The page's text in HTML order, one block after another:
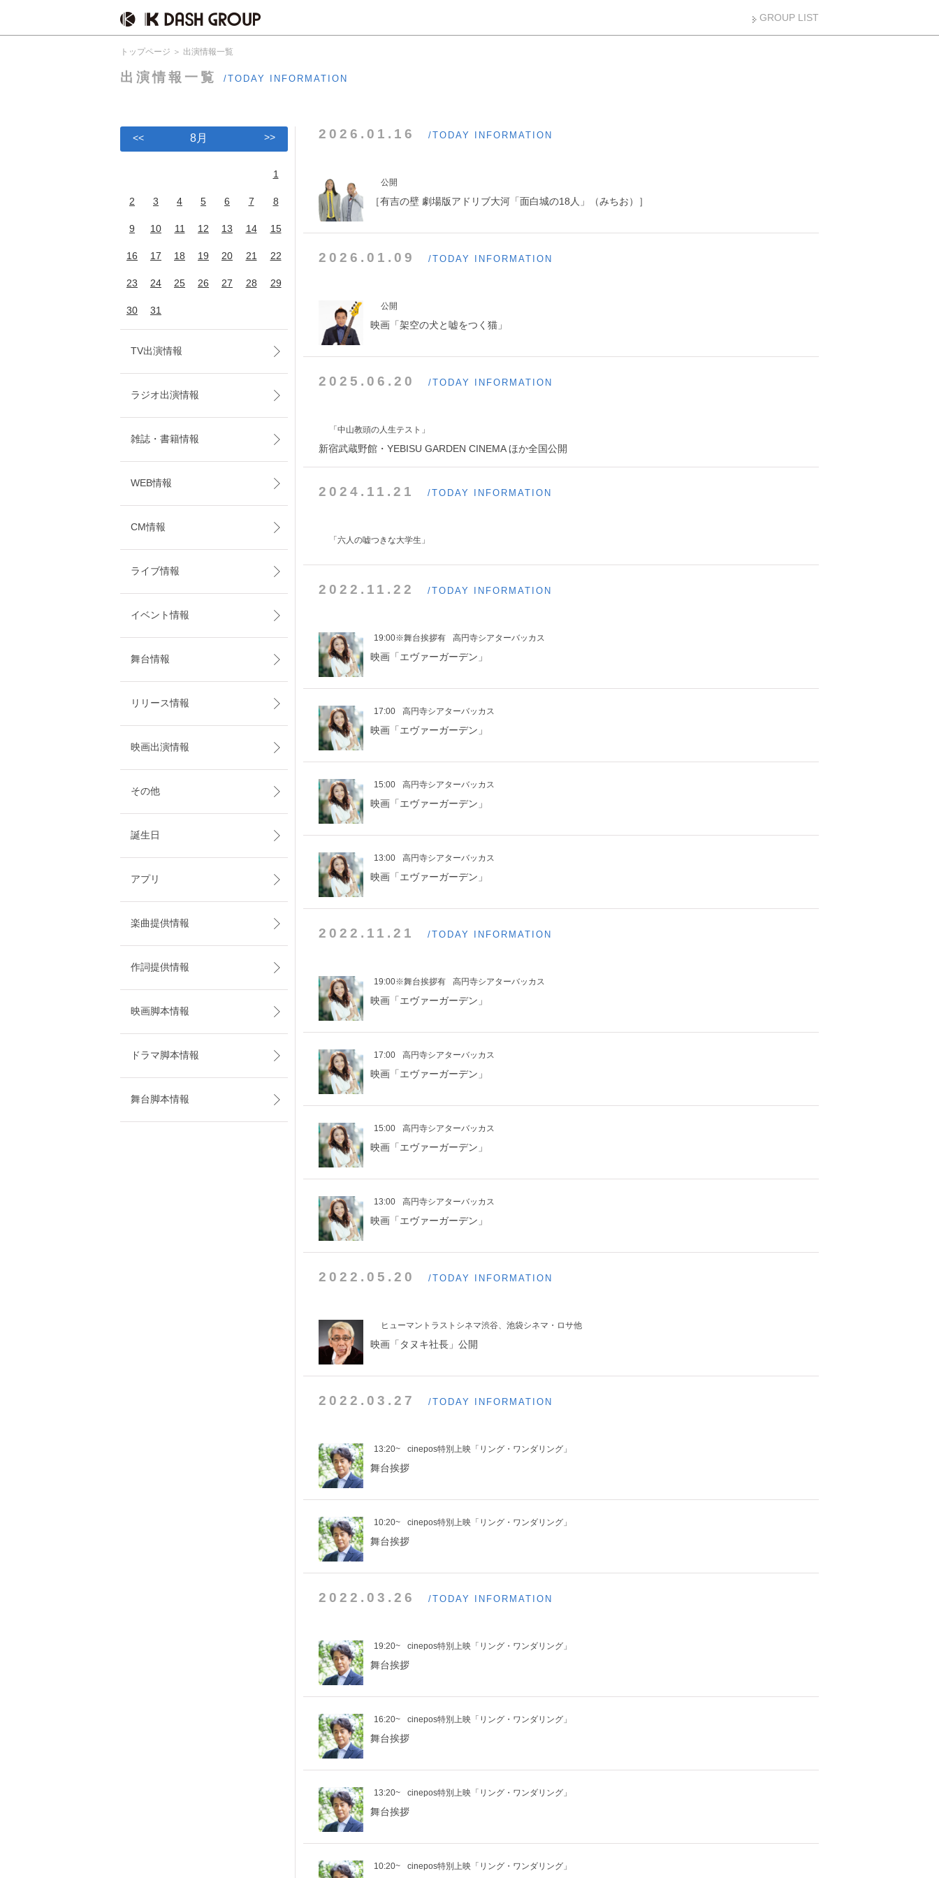
GROUP LIST
トップページ 出演情報一覧
出演情報一覧 /TODAY INFORMATION
2026.01.16 /TODAY INFORMATION
公開
［有吉の壁 劇場版アドリブ大河「面白城の18人」（みちお）］
2026.01.09 /TODAY INFORMATION
公開
映画「架空の犬と嘘をつく猫」
2025.06.20 /TODAY INFORMATION
「中山教頭の人生テスト」
新宿武蔵野館・YEBISU GARDEN CINEMA ほか全国公開
2024.11.21 /TODAY INFORMATION
「六人の嘘つきな大学生」
2022.11.22 /TODAY INFORMATION
19:00※舞台挨拶有 高円寺シアターバッカス
映画「エヴァーガーデン」
17:00 高円寺シアターバッカス
映画「エヴァーガーデン」
15:00 高円寺シアターバッカス
映画「エヴァーガーデン」
13:00 高円寺シアターバッカス
映画「エヴァーガーデン」
2022.11.21 /TODAY INFORMATION
19:00※舞台挨拶有 高円寺シアターバッカス
映画「エヴァーガーデン」
17:00 高円寺シアターバッカス
映画「エヴァーガーデン」
15:00 高円寺シアターバッカス
映画「エヴァーガーデン」
13:00 高円寺シアターバッカス
映画「エヴァーガーデン」
2022.05.20 /TODAY INFORMATION
ヒューマントラストシネマ渋谷、池袋シネマ・ロサ他
映画「タヌキ社長」公開
2022.03.27 /TODAY INFORMATION
13:20~ cinepos特別上映「リング・ワンダリング」
舞台挨拶
10:20~ cinepos特別上映「リング・ワンダリング」
舞台挨拶
2022.03.26 /TODAY INFORMATION
19:20~ cinepos特別上映「リング・ワンダリング」
舞台挨拶
16:20~ cinepos特別上映「リング・ワンダリング」
舞台挨拶
13:20~ cinepos特別上映「リング・ワンダリング」
舞台挨拶
10:20~ cinepos特別上映「リング・ワンダリング」
<< 8月 >>
1
2 3 4 5 6 7 8
9 10 11 12 13 14 15
16 17 18 19 20 21 22
23 24 25 26 27 28 29
30 31
TV出演情報
ラジオ出演情報
雑誌・書籍情報
WEB情報
CM情報
ライブ情報
イベント情報
舞台情報
リリース情報
映画出演情報
その他
誕生日
アプリ
楽曲提供情報
作詞提供情報
映画脚本情報
ドラマ脚本情報
舞台脚本情報